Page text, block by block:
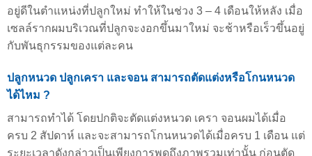
อยู่ดีในตำแหน่งที่ปลูกใหม่ ทำให้ในช่วง 3 – 4 เดือนให้หลัง เมื่อ
เซลล์รากผมบริเวณที่ปลูกจะงอกขึ้นมาใหม่ จะช้าหรือเร็วขึ้นอยู่
กับพันธุกรรมของแต่ละคน
ปลูกหนวด ปลูกเครา และจอน สามารถตัดแต่งหรือโกนหนวด
ได้ไหม ?
สามารถทำได้ โดยปกติจะตัดแต่งหนวด เครา จอนผมได้เมื่อ
ครบ 2 สัปดาห์ และจะสามารถโกนหนวดได้เมื่อครบ 1 เดือน แต่
ระยะเวลาดังกล่าวเป็นเพียงการพูดถึงภาพรวมเท่านั้น ก่อนตัด